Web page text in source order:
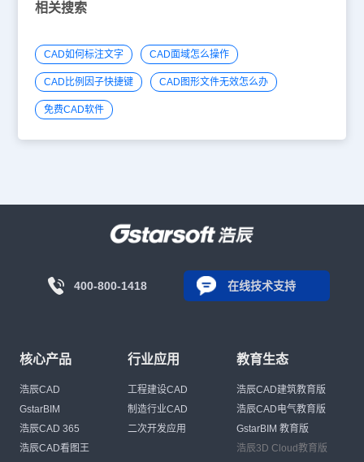
相关搜索
CAD如何标注文字 CAD面域怎么操作
CAD比例因子快捷键 CAD图形文件无效怎么办
免费CAD软件
400-800-1418 在线技术支持
核心产品
浩辰CAD
GstarBIM
浩辰CAD 365
浩辰CAD看图王
行业应用
工程建设CAD
制造行业CAD
二次开发应用
教育生态
浩辰CAD建筑教育版
浩辰CAD电气教育版
GstarBIM 教育版
浩辰3D Cloud教育版